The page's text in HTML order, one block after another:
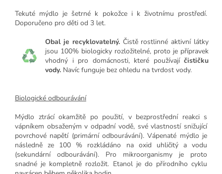
Tekuté mýdlo je šetrné k pokožce i k životnímu prostředí.
Doporučeno pro děti od 3 let.
Obal je recyklovatelný. Čistě rostlinné aktivní látky
jsou 100% biologicky rozložitelné, proto je přípravek
vhodný i pro domácnosti, které používají čističku
vody. Navíc funguje bez ohledu na tvrdost vody.
Biologické odbourávání
Mýdlo ztrácí okamžitě po použití, v bezprostřední reakci s
vápníkem obsaženým v odpadní vodě, své vlastností snižující
povrchové napětí (primární odbourávání). Vápenaté mýdlo je
následně ze 100 % rozkládáno na oxid uhličitý a vodu
(sekundární odbourávání). Pro mikroorganismy je proto
snadné je kompletně rozložit. Etanol je do přírodního cyklu